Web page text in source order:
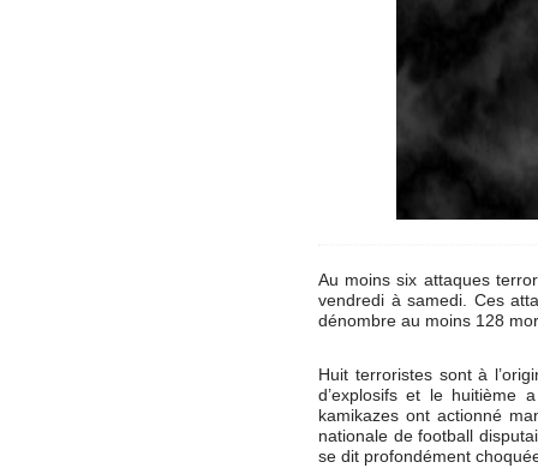
Au moins six attaques
vendredi à samedi. Ces
dénombre au moins 128
Huit terroristes sont à
d’explosifs et le huitième
kamikazes ont actionné
nationale de football
se dit profondément